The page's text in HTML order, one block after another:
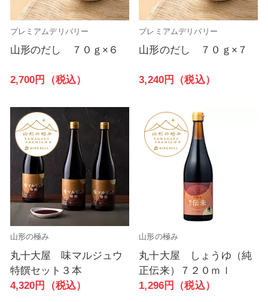
プレミアムデリバリー
山形のだし ７０ｇ×６
2,700円（税込）
プレミアムデリバリー
山形のだし ７０ｇ×７
3,240円（税込）
山形の極み
丸十大屋 味マルジュウ
特饌セット３本
4,320円（税込）
山形の極み
丸十大屋 しょうゆ（純
正伝来）７２０ｍｌ
1,296円（税込）